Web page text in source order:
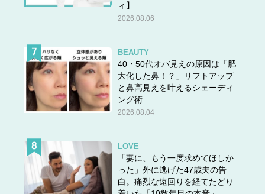
ィ】
2026.08.06
BEAUTY
40・50代オバ見えの原因は「肥
大化した鼻！？」リフトアップ
と鼻高見えを叶えるシェーディ
ング術
2026.08.04
LOVE
「妻に、もう一度求めてほしか
った」外に逃げた47歳夫の告
白。痛烈な遠回りを経てたどり